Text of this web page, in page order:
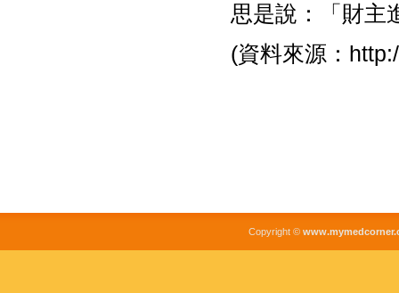
思是說：「財主
(資料來源：
Copyright ©